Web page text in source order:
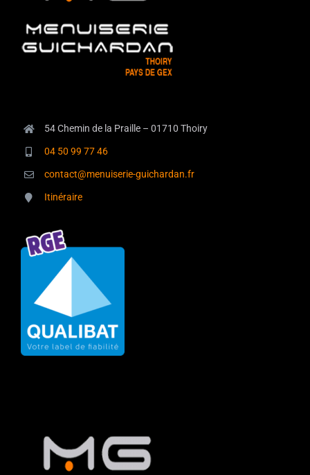
54 Chemin de la Praille – 01710 Thoiry
04 50 99 77 46
contact@menuiserie-guichardan.fr
Itinéraire